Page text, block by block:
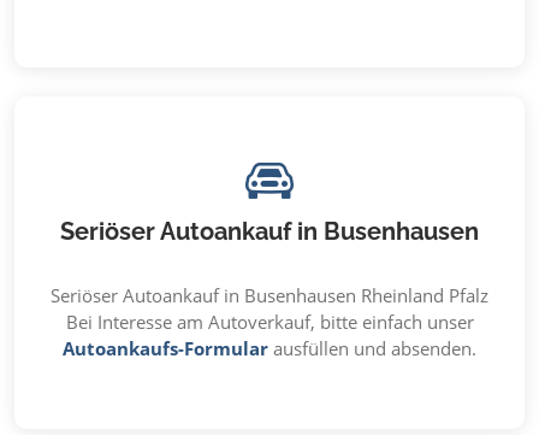
Seriöser Autoankauf in Busenhausen
Seriöser Autoankauf in Busenhausen Rheinland Pfalz
Bei Interesse am Autoverkauf, bitte einfach unser
Autoankaufs-Formular ausfüllen und absenden.